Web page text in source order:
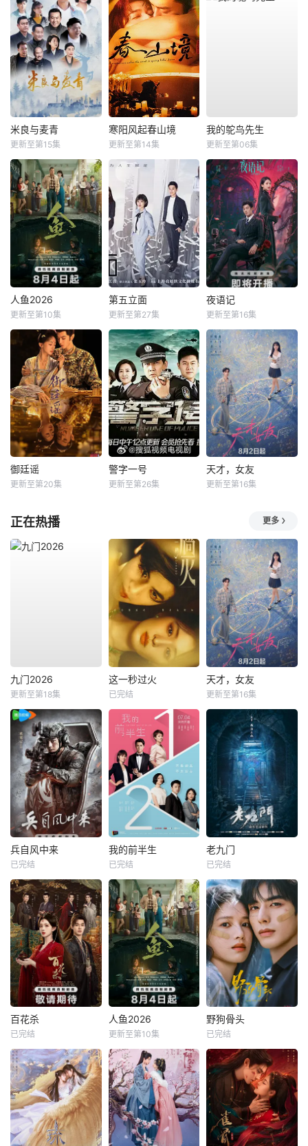
米良与麦青
更新至第15集
寒阳风起春山境
更新至第14集
我的鸵鸟先生
更新至第06集
人鱼2026
更新至第10集
第五立面
更新至第27集
夜语记
更新至第16集
御廷谣
更新至第20集
警字一号
更新至第26集
天才，女友
更新至第16集
正在热播 更多
九门2026
更新至第18集
这一秒过火
已完结
天才，女友
更新至第16集
兵自风中来
已完结
我的前半生
已完结
老九门
已完结
百花杀
已完结
人鱼2026
更新至第10集
野狗骨头
已完结